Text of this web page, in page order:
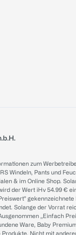
zum
Windeln, Pants und
& im Online Shop.
der Wert iHv 54.99 €
Solange der Vorrat
„Einfach
Ware, Baby
Produkte. Nicht mit